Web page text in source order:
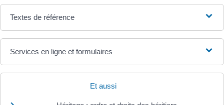
Textes de référence
Services en ligne et formulaires
Et aussi